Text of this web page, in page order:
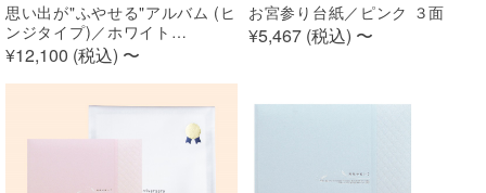
思い出が"ふやせる"アルバム (ヒ
ンジタイプ)／ホワイト
【250SQ用】
¥12,100 (税込) 〜
お宮参り台紙／ピンク ３面
¥5,467 (税込) 〜